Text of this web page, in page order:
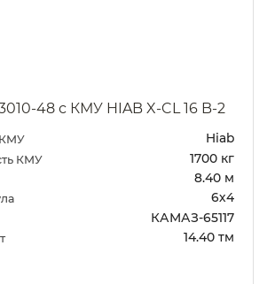
48 с КМУ HIAB X-CL 16 B-2
КМУ Hiab
КМУ 1700 кг
8.40 м
6х4
КАМАЗ-65117
14.40 тм